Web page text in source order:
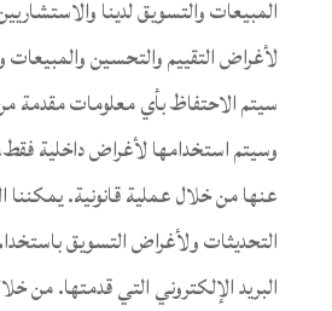
المبيعات والتسويق لدينا
لأغراض التقييم والتحسين والمبيعات
سيتم الاحتفاظ بأي معلومات مقدمة
وسيتم استخدامها لأغراض داخلية
عنها من خلال عملية قانونية. يمكننا
التحديثات ولأغراض التسويق
البريد الإلكتروني التي قدمتها. من